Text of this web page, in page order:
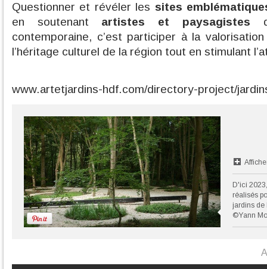
Questionner et révéler les sites
en soutenant artistes et paysagistes
contemporaine, c’est participer à la
l’héritage culturel de la région tout en stimulant
www.artetjardins-hdf.com/directory-project/
D'ici
réalisés
jardins de
©Yann